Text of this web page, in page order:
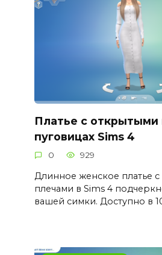
Платье с открытыми
пуговицах Sims 4
0 929
Длинное женское платье
плечами в Sims 4
вашей симки. Доступно в